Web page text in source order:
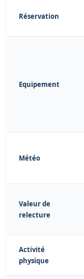
Réservation
Equipement
Météo
Valeur de
relecture
Activité
physique